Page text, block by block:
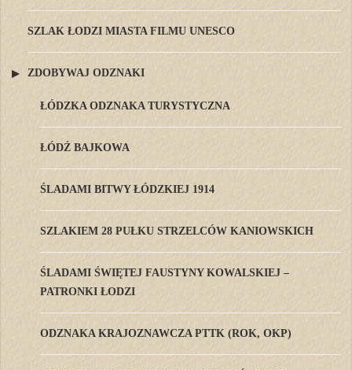
SZLAK ŁODZI MIASTA FILMU UNESCO
ZDOBYWAJ ODZNAKI
ŁÓDZKA ODZNAKA TURYSTYCZNA
ŁÓDŹ BAJKOWA
ŚLADAMI BITWY ŁÓDZKIEJ 1914
SZLAKIEM 28 PUŁKU STRZELCÓW KANIOWSKICH
ŚLADAMI ŚWIĘTEJ FAUSTYNY KOWALSKIEJ –
PATRONKI ŁODZI
ODZNAKA KRAJOZNAWCZA PTTK (ROK, OKP)